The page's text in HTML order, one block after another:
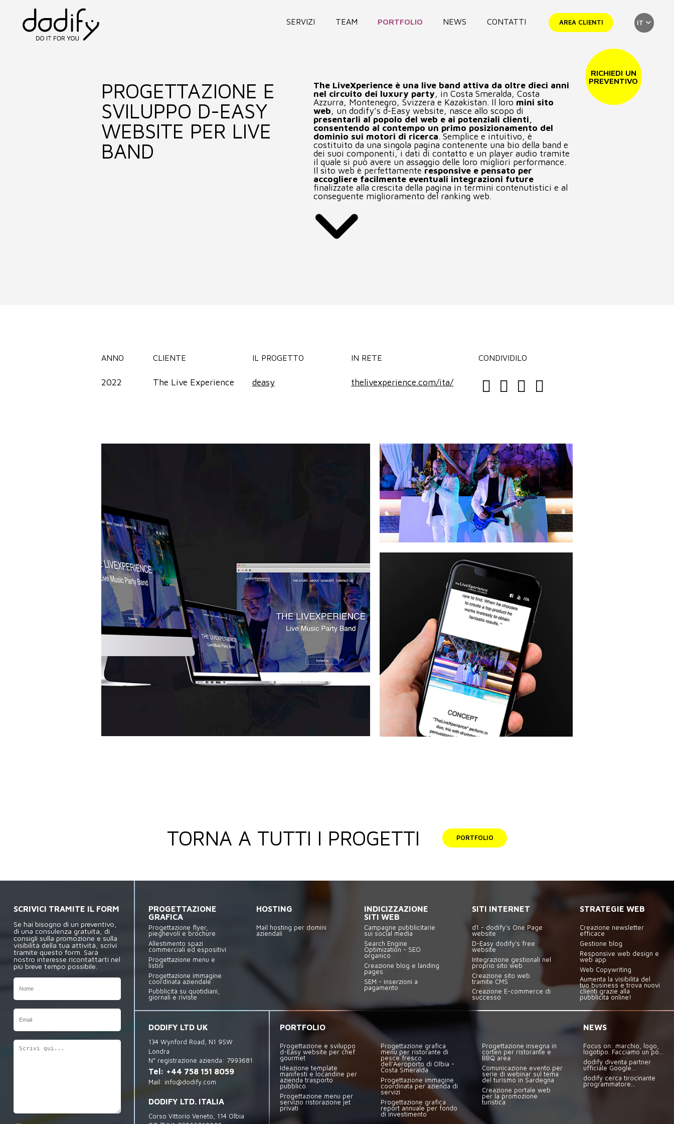
SERVIZI TEAM PORTFOLIO NEWS CONTATTI AREA CLIENTI IT
PROGETTAZIONE E
SVILUPPO D-EASY
WEBSITE PER LIVE
BAND
The LiveXperience è una live band attiva da oltre dieci anni
nel circuito dei luxury party, in Costa Smeralda, Costa
Azzurra, Montenegro, Svizzera e Kazakistan. Il loro mini sito
web, un dodify’s d-Easy website, nasce allo scopo di
presentarli al popolo del web e ai potenziali clienti,
consentendo al contempo un primo posizionamento del
dominio sui motori di ricerca. Semplice e intuitivo, è
costituito da una singola pagina contenente una bio della band e
dei suoi componenti, i dati di contatto e un player audio tramite
il quale si può avere un assaggio delle loro migliori performance.
Il sito web è perfettamente responsive e pensato per
accogliere facilmente eventuali integrazioni future
finalizzate alla crescita della pagina in termini contenutistici e al
conseguente miglioramento del ranking web.
ANNO
2022
CLIENTE
The Live Experience
IL PROGETTO
deasy
IN RETE
thelivexperience.com/ita/
CONDIVIDILO
TORNA A TUTTI I PROGETTI PORTFOLIO
RICHIEDI UN
PREVENTIVO
SCRIVICI TRAMITE IL FORM
Se hai bisogno di un preventivo,
di una consulenza gratuita, di
consigli sulla promozione e sulla
visibilità della tua attività, scrivi
tramite questo form. Sarà
nostro interesse ricontattarti nel
più breve tempo possibile.
PROGETTAZIONE
GRAFICA
Progettazione flyer,
pieghevoli e brochure
Allestimento spazi
commerciali ed espositivi
Progettazione menu e
listini
Progettazione immagine
coordinata aziendale
Pubblicità su quotidiani,
giornali e riviste
HOSTING
Mail hosting per domini
aziendali
INDICIZZAZIONE
SITI WEB
Campagne pubblicitarie
sui social media
Search Engine
Optimization - SEO
organico
Creazione blog e landing
pages
SEM - inserzioni a
pagamento
SITI INTERNET
d1 - dodify’s One Page
website
D-Easy dodify's free
website
Integrazione gestionali nel
proprio sito web
Creazione sito web
tramite CMS
Creazione E-commerce di
successo
STRATEGIE WEB
Creazione newsletter
efficace
Gestione blog
Responsive web design e
web app
Web Copywriting
Aumenta la visibilità del
tuo business e trova nuovi
clienti grazie alla
pubblicità online!
DODIFY LTD UK
134 Wynford Road, N1 9SW
Londra
N° registrazione azienda: 7993681
Tel: +44 758 151 8059
Mail: info@dodify.com
DODIFY LTD. ITALIA
Corso Vittorio Veneto, 114 Olbia
PORTFOLIO
Progettazione e sviluppo
d-Easy website per chef
gourmet
Ideazione template
manifesti e locandine per
azienda trasporto
pubblico
Progettazione menu per
servizio ristorazione jet
privati
Progettazione grafica
menù per ristorante di
pesce fresco
dell’Aeroporto di Olbia -
Costa Smeralda
Progettazione immagine
coordinata per azienda di
servizi
Progettazione grafica
report annuale per fondo
di investimento
Progettazione insegna in
corten per ristorante e
BBQ area
Comunicazione evento per
serie di webinar sul tema
del turismo in Sardegna
Creazione portale web
per la promozione
turistica
NEWS
Focus on: marchio, logo,
logotipo. Facciamo un pò...
dodify diventa partner
ufficiale Google...
dodify cerca tirocinante
programmatore...